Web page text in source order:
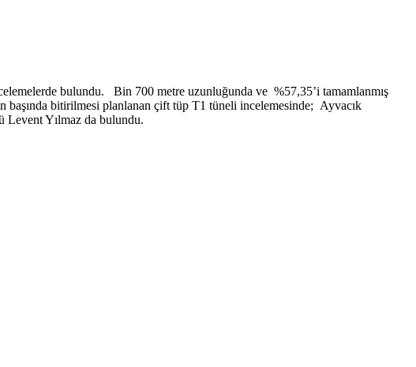
bulundu. Bin 700 metre uzunluğunda ve %57,35’i tamamlanmış
başında bitirilmesi planlanan çift tüp T1 tüneli incelemesinde; Ayvacık
Yılmaz da bulundu.